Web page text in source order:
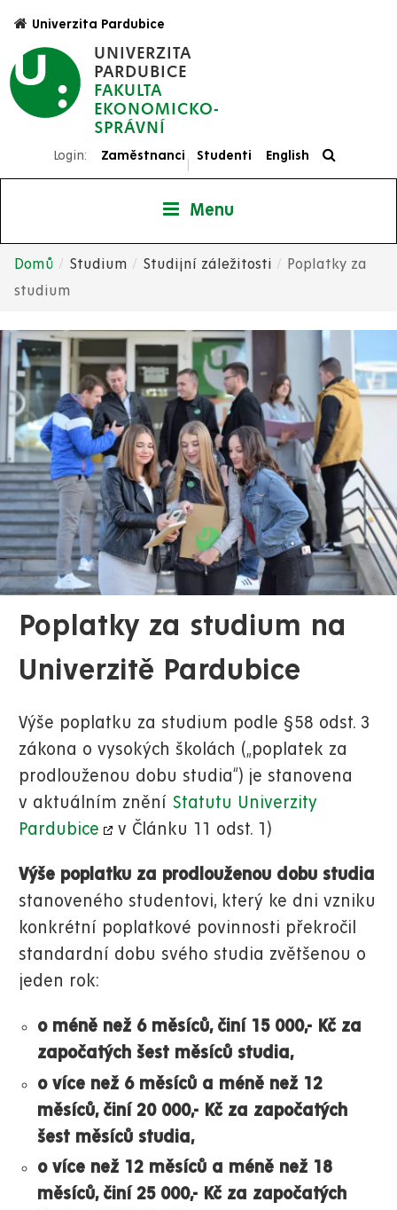
hlavnímu
obsahu
UNIVERZITA
PARDUBICE
FAKULTA
EKONOMICKO-
SPRÁVNÍ
Univerzita Pardubice
Login: Zaměstnanci
|
Studenti English
Menu
Drobečková
navigace
Domů Studium Studijní záležitosti
Poplatky za
studium
Poplatky za studium na
Univerzitě Pardubice
Výše poplatku za studium podle §58 odst. 3
zákona o vysokých školách („poplatek za
prodlouženou dobu studia“) je stanovena
v aktuálním znění Statutu Univerzity
Pardubice
v Článku 11 odst. 1)
Výše poplatku za prodlouženou dobu studia
stanoveného studentovi, který ke dni vzniku
konkrétní poplatkové povinnosti překročil
standardní dobu svého studia zvětšenou o
jeden rok:
o méně než 6 měsíců, činí 15 000,- Kč za
započatých šest měsíců studia,
o více než 6 měsíců a méně než 12
měsíců, činí 20 000,- Kč za započatých
šest měsíců studia,
o více než 12 měsíců a méně než 18
měsíců, činí 25 000,- Kč za započatých